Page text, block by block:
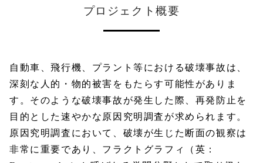
プロジェクト概要
自動車、飛行機、プラント等における破壊事故は、
深刻な人的・物的被害をもたらす可能性がありま
す。そのような破壊事故が発生した際、再発防止を
目的とした速やかな原因究明調査が求められます。
原因究明調査において、破壊が生じた断面の観察は
非常に重要であり、フラクトグラフィ（英：